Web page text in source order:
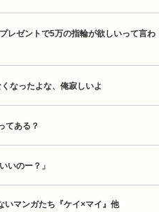
レゼントで5万の指輪が欲しいって言わ
なったよな、俺寂しいよ
てある？
いのー？」
いマンガたち『ケイ×マイ』他